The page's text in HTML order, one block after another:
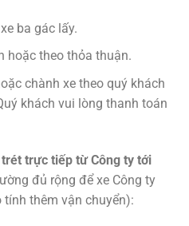
ba gác lấy.
hoặc theo thỏa thuận.
chành xe theo quý khách
khách vui lòng thanh toán
trực tiếp từ Công ty tới
đủ rộng để xe Công ty
thêm vận chuyển):